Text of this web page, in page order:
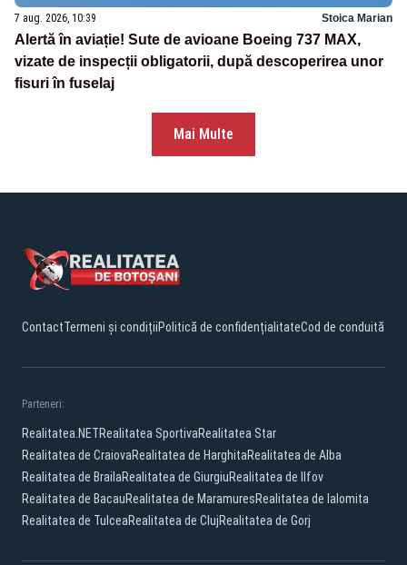
7 aug. 2026, 10:39 Stoica Marian
Alertă în aviație! Sute de avioane Boeing 737 MAX,
vizate de inspecții obligatorii, după descoperirea unor
fisuri în fuselaj
Mai Multe
ContactTermeni și condițiiPolitică de confidențialitateCod de conduită
Parteneri:
Realitatea.NETRealitatea SportivaRealitatea Star
Realitatea de CraiovaRealitatea de HarghitaRealitatea de Alba
Realitatea de BrailaRealitatea de GiurgiuRealitatea de Ilfov
Realitatea de BacauRealitatea de MaramuresRealitatea de Ialomita
Realitatea de TulceaRealitatea de ClujRealitatea de Gorj